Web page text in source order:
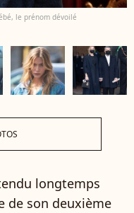
le prénom dévoilé
longtemps
de son deuxième